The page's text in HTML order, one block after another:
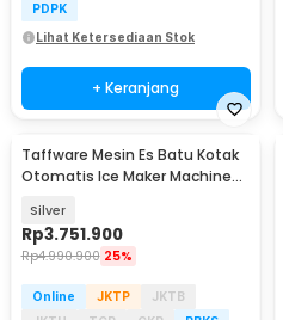
PDPK
Lihat Ketersediaan Stok
+ Keranjang
Taffware Mesin Es Batu Kotak
Otomatis Ice Maker Machine
Silver
Rp3.751.900
Rp4.990.900 25%
Online JKTP
JKTB